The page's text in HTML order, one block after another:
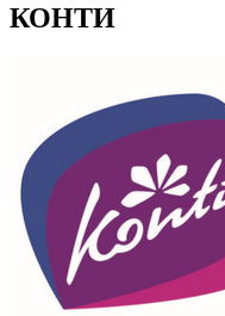
КОНТИ